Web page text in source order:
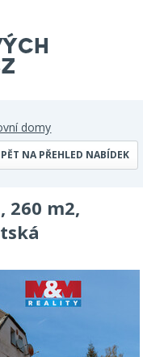
domy
NA PŘEHLED NABÍDEK
260 m2,